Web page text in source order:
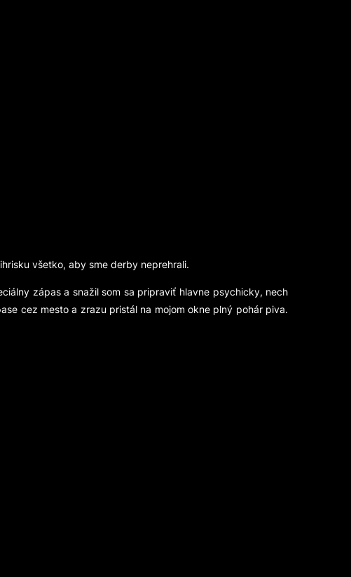
všetko, aby sme derby neprehrali.
zápas a snažil som sa pripraviť hlavne psychicky, nech
cez mesto a zrazu pristál na mojom okne plný pohár piva.